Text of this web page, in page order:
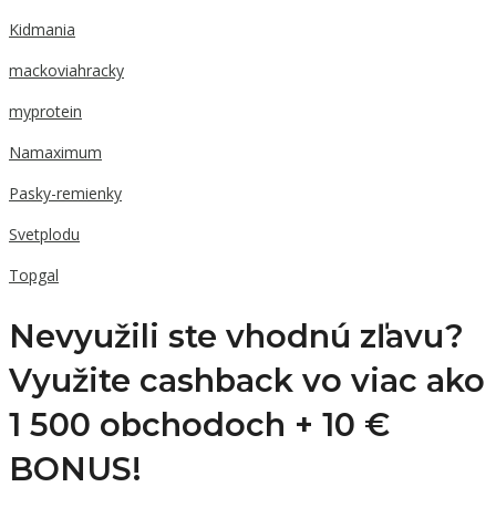
Kidmania
mackoviahracky
myprotein
Namaximum
Pasky-remienky
Svetplodu
Topgal
Nevyužili ste vhodnú zľavu?
Využite cashback vo viac ako
1 500 obchodoch + 10 €
BONUS!